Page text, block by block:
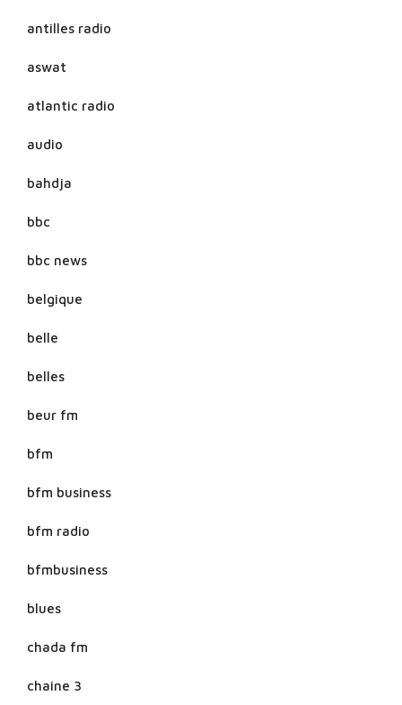
antilles radio
aswat
atlantic radio
audio
bahdja
bbc
bbc news
belgique
belle
belles
beur fm
bfm
bfm business
bfm radio
bfmbusiness
blues
chada fm
chaine 3